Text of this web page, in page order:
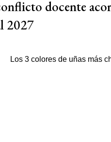
docente
2027